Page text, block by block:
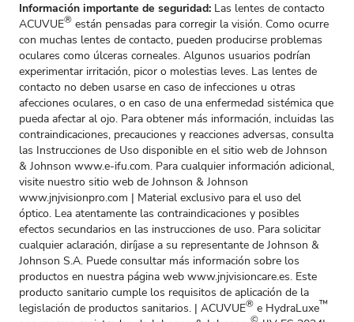
Información importante de seguridad: Las lentes de contacto
ACUVUE® están pensadas para corregir la visión. Como ocurre
con muchas lentes de contacto, pueden producirse problemas
oculares como úlceras corneales. Algunos usuarios podrían
experimentar irritación, picor o molestias leves. Las lentes de
contacto no deben usarse en caso de infecciones u otras
afecciones oculares, o en caso de una enfermedad sistémica que
pueda afectar al ojo. Para obtener más información, incluidas las
contraindicaciones, precauciones y reacciones adversas, consulta
las Instrucciones de Uso disponible en el sitio web de Johnson
& Johnson www.e-ifu.com. Para cualquier información adicional,
visite nuestro sitio web de Johnson & Johnson
www.jnjvisionpro.com | Material exclusivo para el uso del
óptico. Lea atentamente las contraindicaciones y posibles
efectos secundarios en las instrucciones de uso. Para solicitar
cualquier aclaración, diríjase a su representante de Johnson &
Johnson S.A. Puede consultar más información sobre los
productos en nuestra página web www.jnjvisioncare.es. Este
producto sanitario cumple los requisitos de aplicación de la
legislación de productos sanitarios. | ACUVUE® e HydraLuxe™